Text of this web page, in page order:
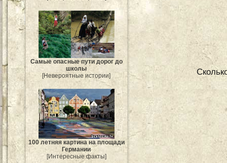
Самые опасные пути дорог до
школы
[Невероятные истории]
100 летняя картина на площади
Германии
[Интересные факты]